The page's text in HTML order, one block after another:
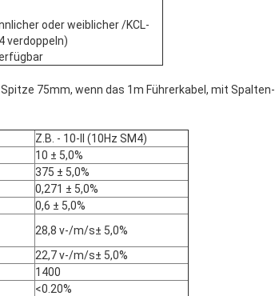
oder weiblicher /KCL-
verdoppeln)
75mm, wenn das 1m Führerkabel, mit Spalten-
Z.B. - 10-II (10Hz SM4)
10 ± 5,0%
375 ± 5,0%
0,271 ± 5,0%
0,6 ± 5,0%
28,8 v-/m/s± 5,0%
22,7 v-/m/s± 5,0%
1400
<0.20%